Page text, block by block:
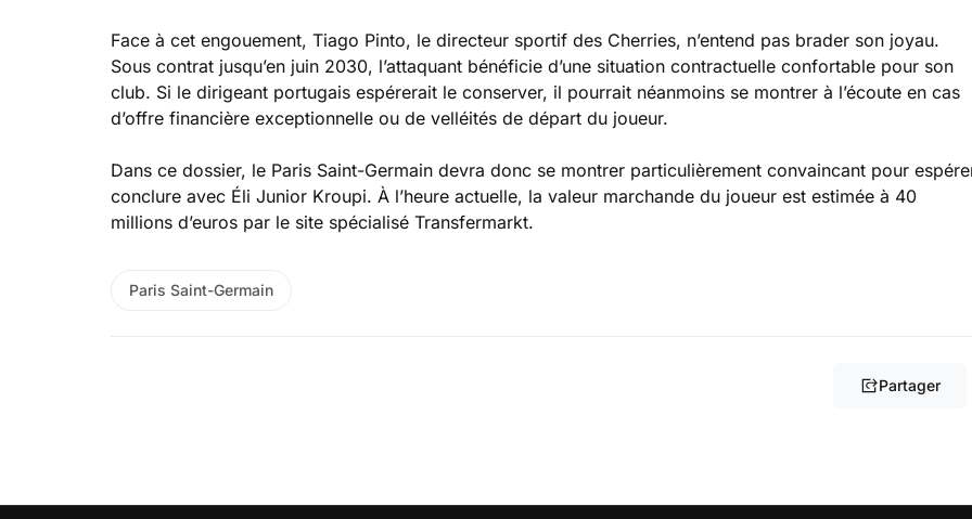
Face à cet engouement, Tiago Pinto, le directeur sportif des Cherries, n’entend pas brader son joyau.
Sous contrat jusqu’en juin 2030, l’attaquant bénéficie d’une situation contractuelle confortable pour son
club. Si le dirigeant portugais espérerait le conserver, il pourrait néanmoins se montrer à l’écoute en cas
d’offre financière exceptionnelle ou de velléités de départ du joueur.
Dans ce dossier, le Paris Saint-Germain devra donc se montrer particulièrement convaincant pour
conclure avec Éli Junior Kroupi. À l’heure actuelle, la valeur marchande du joueur est estimée à 40
millions d’euros par le site spécialisé Transfermarkt.
Paris Saint-Germain
Partager